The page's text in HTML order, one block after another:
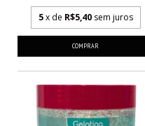
5 x de R$5,40 sem juros